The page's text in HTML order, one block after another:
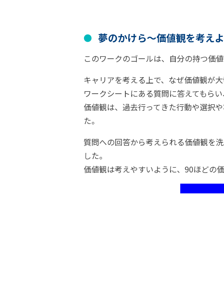
夢のかけら〜価値観を考え
このワークのゴールは、自分の持つ価
キャリアを考える上で、なぜ価値観が
ワークシートにある質問に答えてもら
価値観は、過去行ってきた行動や選択
た。
質問への回答から考えられる価値観を
した。
価値観は考えやすいように、90ほどの